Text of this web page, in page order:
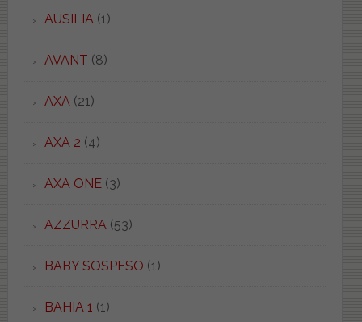
AUSILIA (1)
AVANT (8)
AXA (21)
AXA 2 (4)
AXA ONE(3)
AZZURRA (53)
BABY SOSPESO (1)
BAHIA 1 (1)